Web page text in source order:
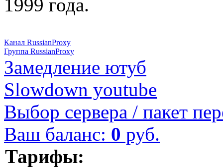
1999 года.
Канал RussianProxy
Группа RussianProxy
Замедление ютуб
Slowdown youtube
Выбор сервера / пакет
Ваш баланс: 0 руб.
Тарифы: